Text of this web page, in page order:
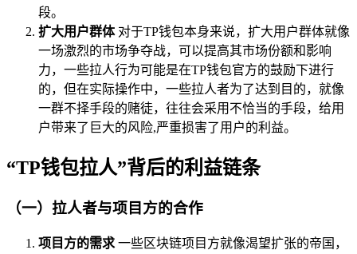
段。
扩大用户群体对于TP钱包本身来说，扩大用户群体就像
一场激烈的市场争夺战，可以提高其市场份额和影响
力，一些拉人行为可能是在TP钱包官方的鼓励下进行
的，但在实际操作中，一些拉人者为了达到目的，就像
一群不择手段的赌徒，往往会采用不恰当的手段，给用
户带来了巨大的风险,严重损害了用户的利益。
“TP钱包拉人”背后的利益链条
（一）拉人者与项目方的合作
项目方的需求 一些区块链项目方就像渴望扩张的帝国，